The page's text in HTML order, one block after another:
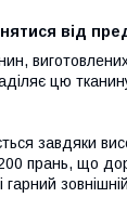
від
цю
завдяки
прань, що
гарний